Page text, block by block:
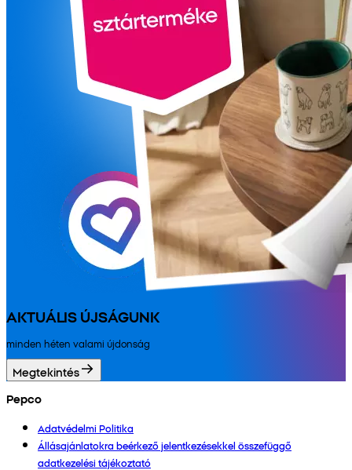
AKTUÁLIS ÚJSÁGUNK
minden héten valami újdonság
Megtekintés
Pepco
Adatvédelmi Politika
Állásajánlatokra beérkező jelentkezésekkel összefüggő
adatkezelési tájékoztató